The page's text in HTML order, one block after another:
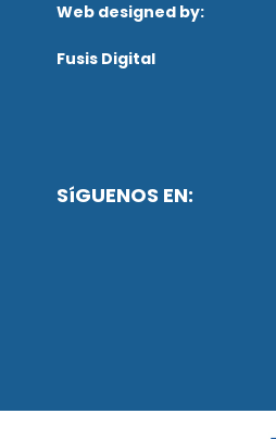
Web designed by:
Fusis Digital
SíGUENOS EN: